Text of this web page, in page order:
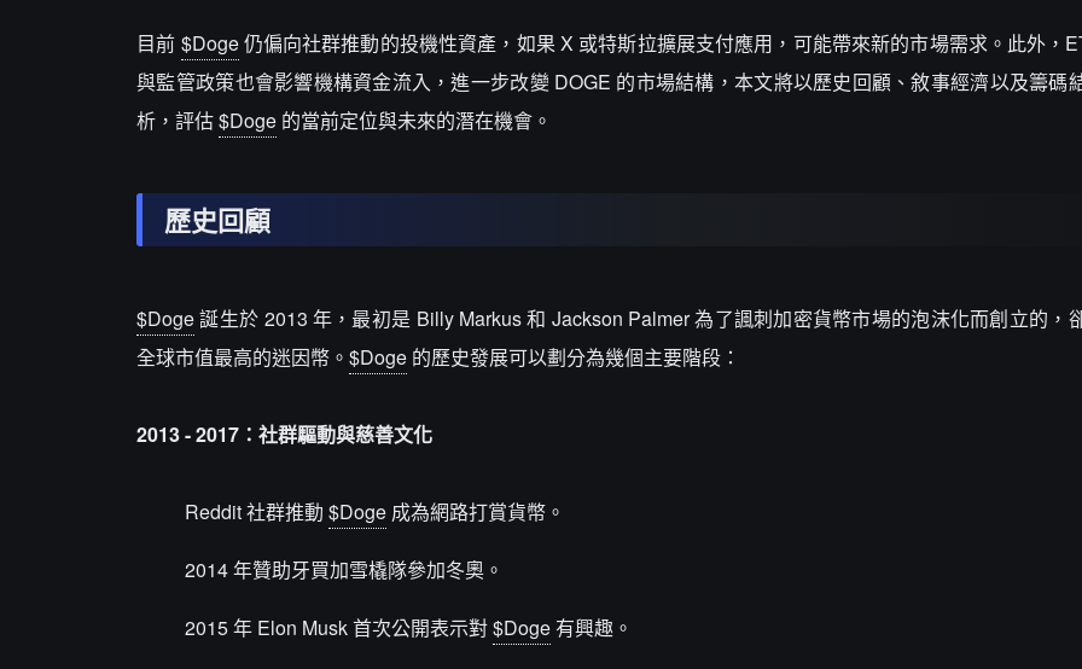
目前 $Doge仍偏向社群推動的投機性資產，如果 X 或特斯拉擴展支付應用，可能帶來新的市場需求。此外，
與監管政策也會影響機構資金流入，進一步改變 DOGE 的市場結構，本文將以歷史回顧、敘事經濟以及籌碼
析，評估$Doge 的當前定位與未來的潛在機會。
歷史回顧
$Doge誕生於 2013 年，最初是 Billy Markus 和 Jackson Palmer 為了諷刺加密貨幣市場的泡沫化而創立的，
全球市值最高的迷因幣。$Doge 的歷史發展可以劃分為幾個主要階段：
2013 - 2017：社群驅動與慈善文化
Reddit 社群推動$Doge 成為網路打賞貨幣。
2014 年贊助牙買加雪橇隊參加冬奧。
2015 年 Elon Musk 首次公開表示對$Doge 有興趣。